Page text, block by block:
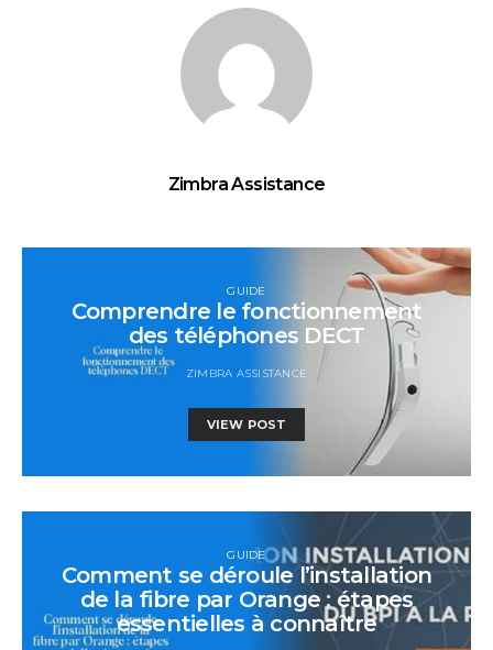
Zimbra Assistance
GUIDE
Comprendre le fonctionnement
des téléphones DECT
ZIMBRA ASSISTANCE
VIEW POST
GUIDE
Comment se déroule l’installation
de la fibre par Orange : étapes
essentielles à connaître